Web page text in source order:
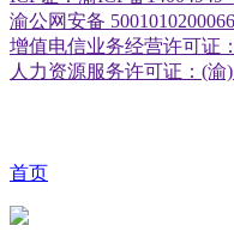
渝公网安备
增值电信业务经营许可证
人力资源服务许可证：(渝
首页